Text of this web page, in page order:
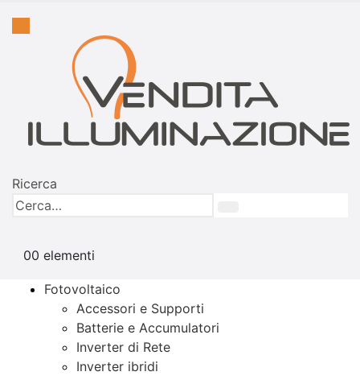
Ricerca
00 elementi
Fotovoltaico
Accessori e Supporti
Batterie e Accumulatori
Inverter di Rete
Inverter ibridi